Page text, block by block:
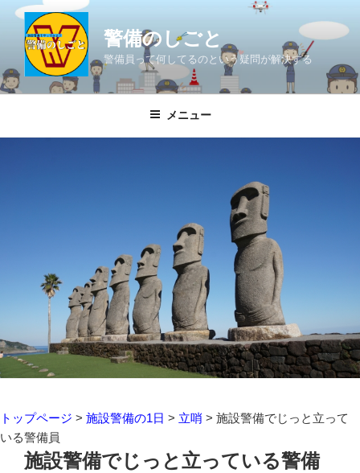
ン
ツ
警備のしごと
警備員って何してるのという疑問が解決する
メニュー
トップページ > 施設警備の1日 > 立哨 > 施設警備でじっと立って
いる警備員
施設警備でじっと立っている警備